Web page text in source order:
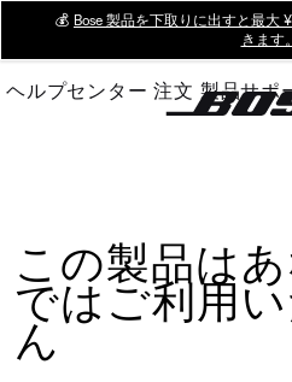
Main
💰 Bose 製品を下取りに出すと最大
きます。
ヘルプセンター 注文 製品サポ
この製品は
ではご利用
ん